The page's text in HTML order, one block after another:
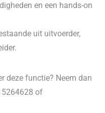
en een hands-on
uit uitvoerder,
deze functie? Neem dan
of